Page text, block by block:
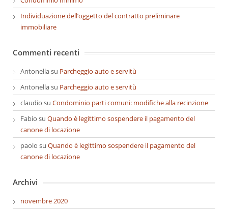
Individuazione dell’oggetto del contratto preliminare
immobiliare
Commenti recenti
Antonellasu Parcheggio auto e servitù
Antonellasu Parcheggio auto e servitù
claudio su Condominio parti comuni: modifiche alla recinzione
Fabio su Quando è legittimo sospendere il pagamento del
canone di locazione
paolo su Quando è legittimo sospendere il pagamento del
canone di locazione
Archivi
novembre 2020